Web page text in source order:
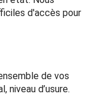
d'accès pour
de vos
niveau d’usure.